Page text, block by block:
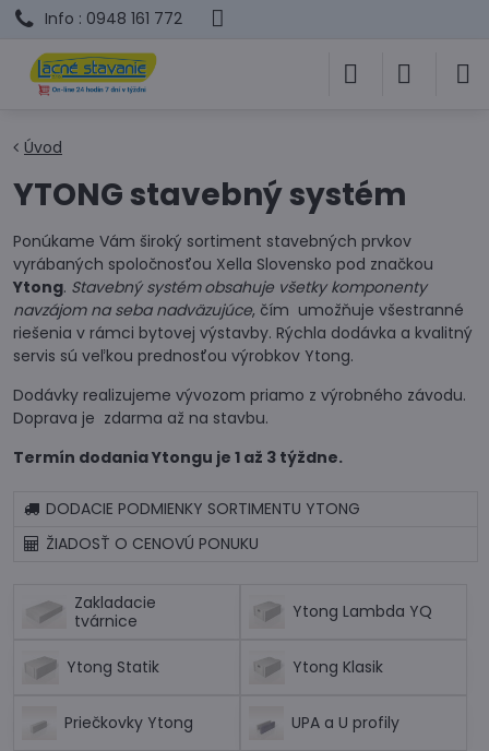
Info : 0948 161 772
Úvod
YTONG stavebný systém
Ponúkame Vám široký sortiment stavebných prvkov
vyrábaných spoločnosťou Xella Slovensko pod značkou
Ytong. Stavebný systém obsahuje všetky komponenty
navzájom na seba nadväzujúce, čím umožňuje všestranné
riešenia v rámci bytovej výstavby. Rýchla dodávka a kvalitný
servis sú veľkou prednosťou výrobkov Ytong.
Dodávky realizujeme vývozom priamo z výrobného závodu.
Doprava je zdarma až na stavbu.
Termín dodania Ytongu je 1 až 3 týždne.
DODACIE PODMIENKY SORTIMENTU YTONG
ŽIADOSŤ O CENOVÚ PONUKU
Zakladacie
tvárnice
Ytong Lambda YQ
Ytong Statik Ytong Klasik
Priečkovky Ytong UPA a U profily